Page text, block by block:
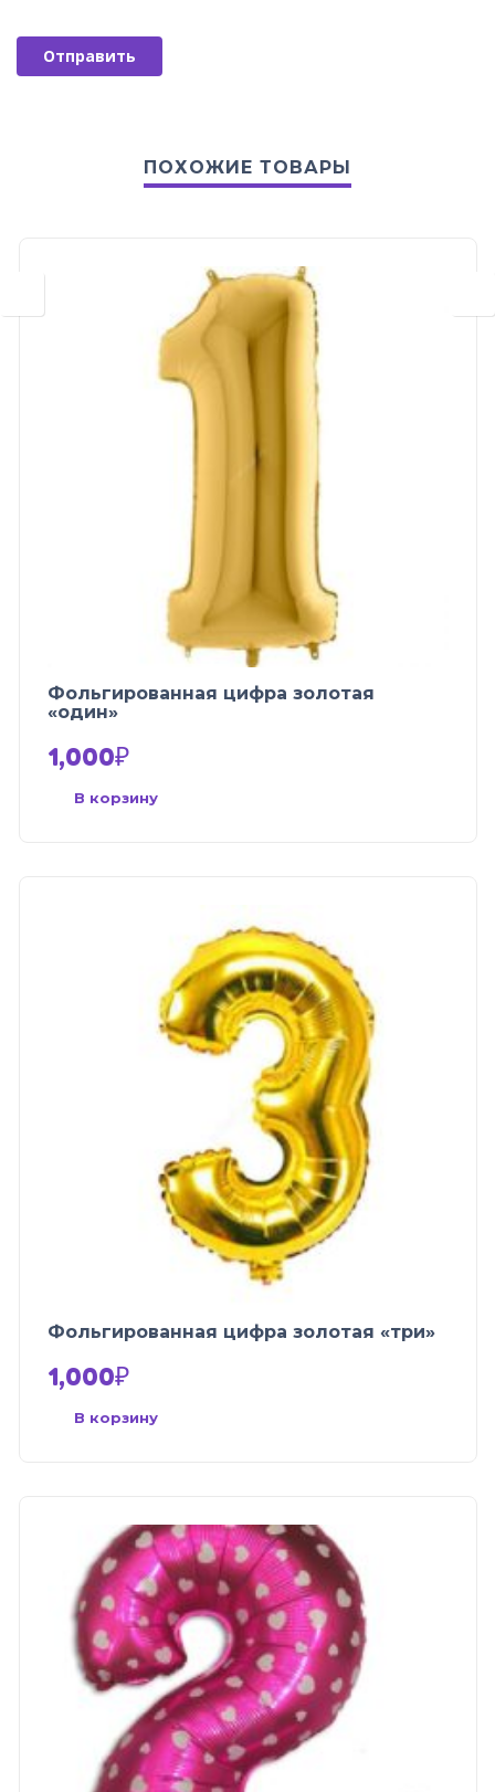
ПОХОЖИЕ ТОВАРЫ
Фольгированная цифра золотая
«один»
1,000₽
В корзину
Фольгированная цифра золотая «три»
1,000₽
В корзину